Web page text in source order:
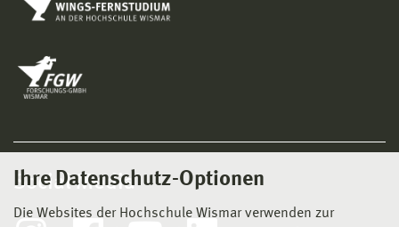
Ihre Datenschutz-Optionen
Die Websites der Hochschule Wismar verwenden zur
Social Media